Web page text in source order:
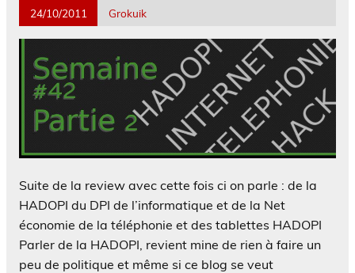
24/10/2011 Grokuik
Suite de la review avec cette fois ci on parle : de la
HADOPI du DPI de l’informatique et de la Net
économie de la téléphonie et des tablettes HADOPI
Parler de la HADOPI, revient mine de rien à faire un
peu de politique et même si ce blog se veut